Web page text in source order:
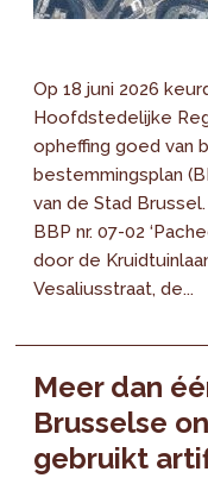
Op 18 juni 2026
Hoofdstedelijke
opheffing goed van
bestemmingsplan
van de Stad
BBP nr. 07-02
door de
Vesaliusstraat, de...
Meer dan
Brusselse
gebruikt